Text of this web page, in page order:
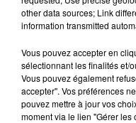
Infos et billetterie en
other data sources; Link
information transmitted
Vous pouvez accepter en
sélectionnant les finalités et/
Vous pouvez également
accepter". Vos préférences
pouvez mettre à jour vos
moment via le lien "Gérer